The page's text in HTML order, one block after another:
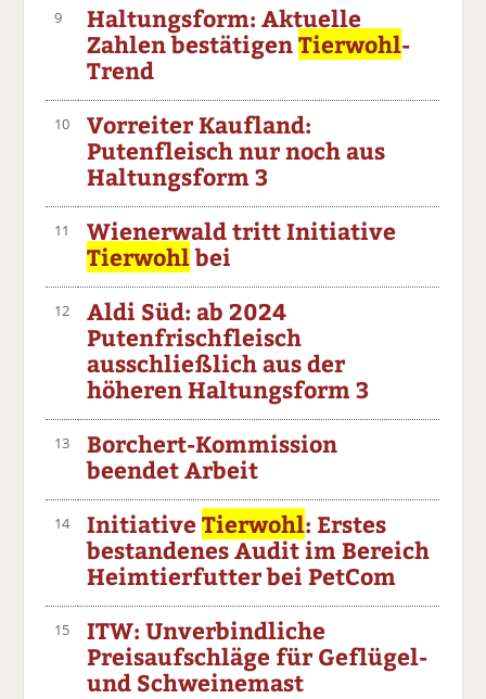
9
Haltungsform: Aktuelle
Zahlen bestätigenTierwohl-
Trend
10
Vorreiter Kaufland:
Putenfleisch nur noch aus
Haltungsform 3
11
Wienerwald tritt Initiative
Tierwohlbei
12
Aldi Süd: ab 2024
Putenfrischfleisch
ausschließlich aus der
höheren Haltungsform 3
13
Borchert-Kommission
beendet Arbeit
14 InitiativeTierwohl: Erstes
bestandenes Audit im Bereich
Heimtierfutter bei PetCom
15
ITW: Unverbindliche
Preisaufschläge für Geflügel-
und Schweinemast